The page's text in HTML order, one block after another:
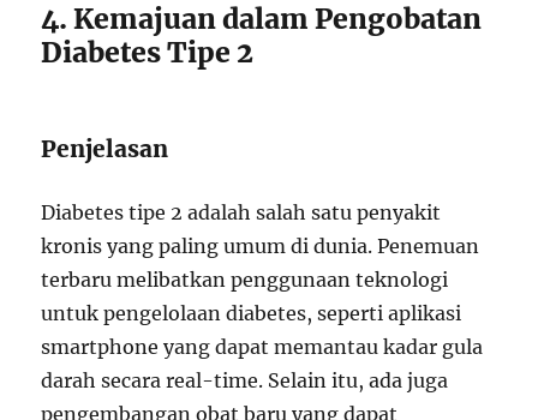
4. Kemajuan dalam Pengobatan
Diabetes Tipe 2
Penjelasan
Diabetes tipe 2 adalah salah satu penyakit
kronis yang paling umum di dunia. Penemuan
terbaru melibatkan penggunaan teknologi
untuk pengelolaan diabetes, seperti aplikasi
smartphone yang dapat memantau kadar gula
darah secara real-time. Selain itu, ada juga
pengembangan obat baru yang dapat